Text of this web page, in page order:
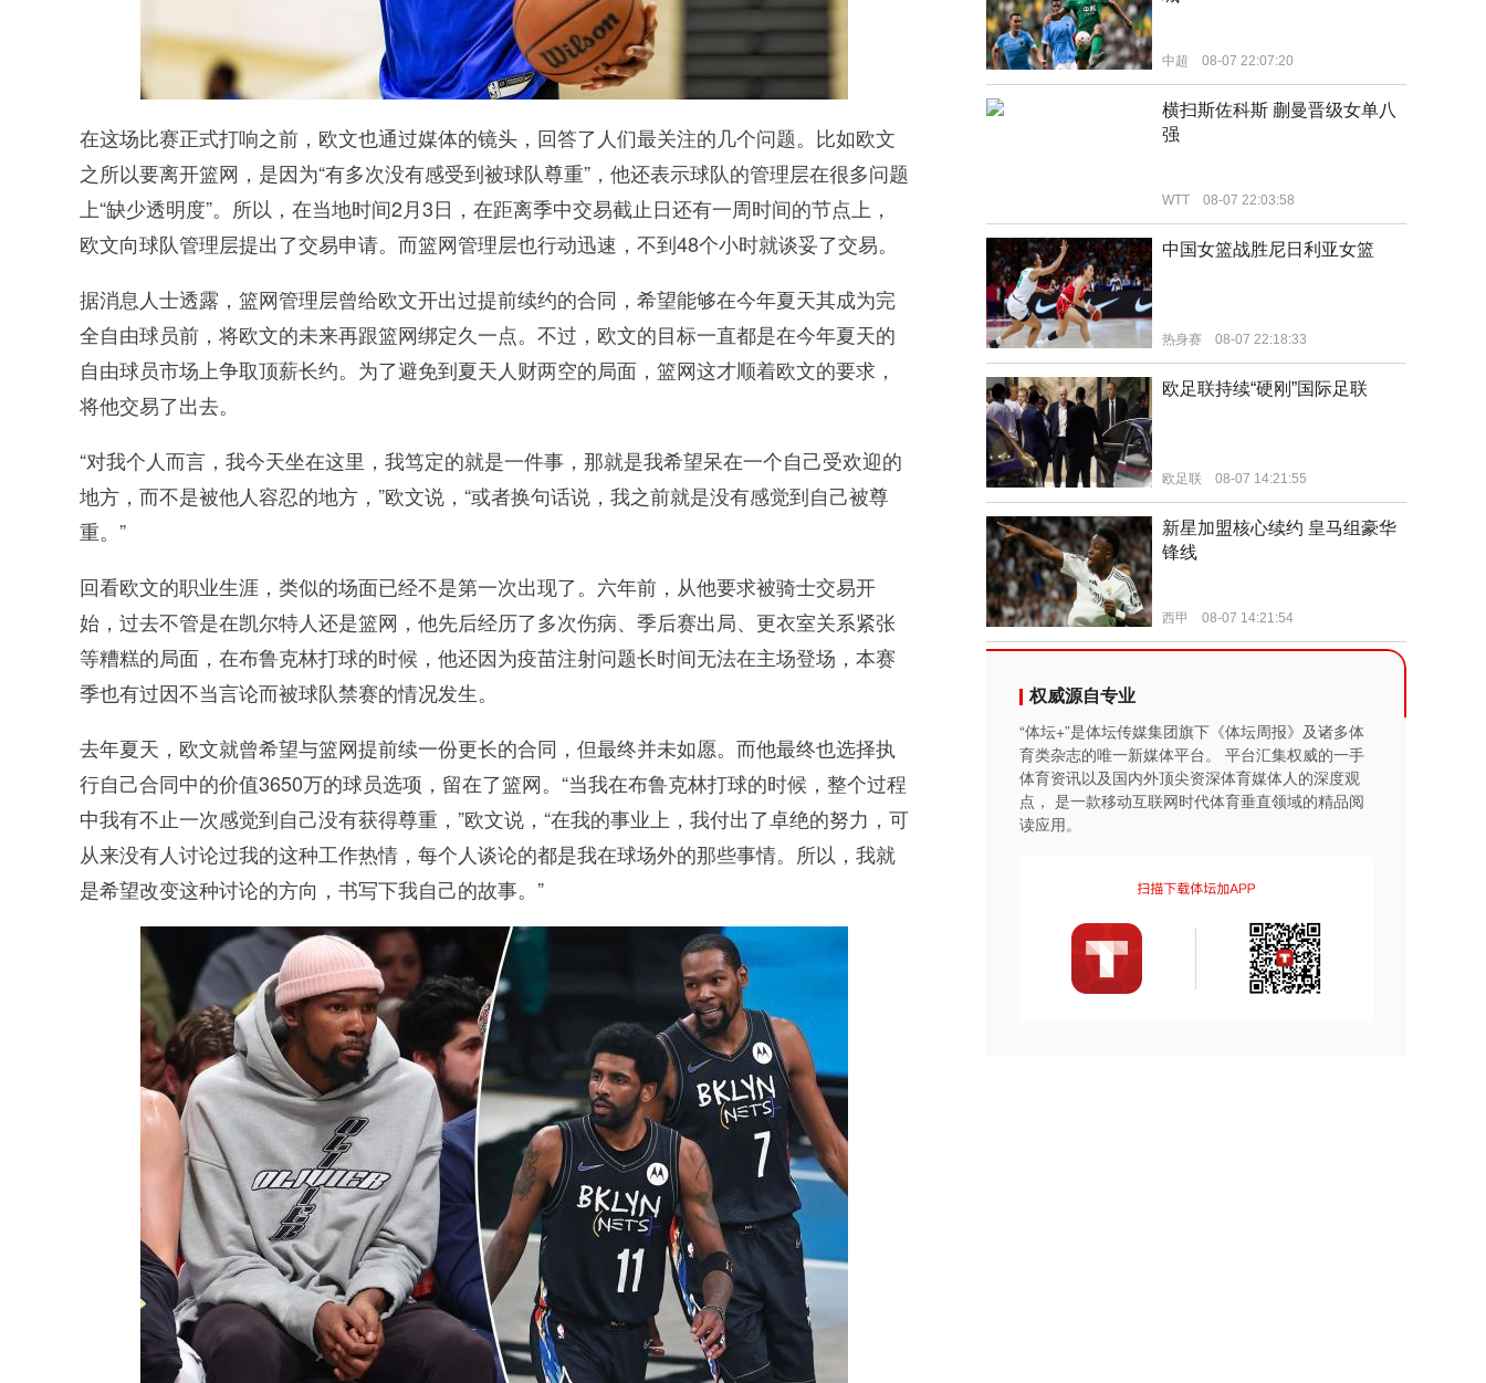
在这场比赛正式打响之前，欧文也通过媒体的镜头，回答了人们最关注的几个问题。比如欧文
之所以要离开篮网，是因为“有多次没有感受到被球队尊重”，他还表示球队的管理层在很多问题
上“缺少透明度”。所以，在当地时间2月3日，在距离季中交易截止日还有一周时间的节点上，
欧文向球队管理层提出了交易申请。而篮网管理层也行动迅速，不到48个小时就谈妥了交易。
据消息人士透露，篮网管理层曾给欧文开出过提前续约的合同，希望能够在今年夏天其成为完
全自由球员前，将欧文的未来再跟篮网绑定久一点。不过，欧文的目标一直都是在今年夏天的
自由球员市场上争取顶薪长约。为了避免到夏天人财两空的局面，篮网这才顺着欧文的要求，
将他交易了出去。
“对我个人而言，我今天坐在这里，我笃定的就是一件事，那就是我希望呆在一个自己受欢迎的
地方，而不是被他人容忍的地方，”欧文说，“或者换句话说，我之前就是没有感觉到自己被尊
重。”
回看欧文的职业生涯，类似的场面已经不是第一次出现了。六年前，从他要求被骑士交易开
始，过去不管是在凯尔特人还是篮网，他先后经历了多次伤病、季后赛出局、更衣室关系紧张
等糟糕的局面，在布鲁克林打球的时候，他还因为疫苗注射问题长时间无法在主场登场，本赛
季也有过因不当言论而被球队禁赛的情况发生。
去年夏天，欧文就曾希望与篮网提前续一份更长的合同，但最终并未如愿。而他最终也选择执
行自己合同中的价值3650万的球员选项，留在了篮网。“当我在布鲁克林打球的时候，整个过程
中我有不止一次感觉到自己没有获得尊重，”欧文说，“在我的事业上，我付出了卓绝的努力，可
从来没有人讨论过我的这种工作热情，每个人谈论的都是我在球场外的那些事情。所以，我就
是希望改变这种讨论的方向，书写下我自己的故事。”
权威源自专业
“体坛+”是体坛传媒集团旗下《体坛周报》及诸多体
育类杂志的唯一新媒体平台。 平台汇集权威的一手
体育资讯以及国内外顶尖资深体育媒体人的深度观
点， 是一款移动互联网时代体育垂直领域的精品阅
读应用。